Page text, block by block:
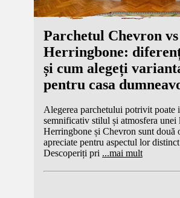
Parchetul Chevron vs
Herringbone:
și cum alegeți
pentru casa
Alegerea parchetului potrivit poate
semnificativ stilul și atmosfera
Herringbone și Chevron sunt două
apreciate pentru aspectul lor
Descoperiți pri ...mai mult